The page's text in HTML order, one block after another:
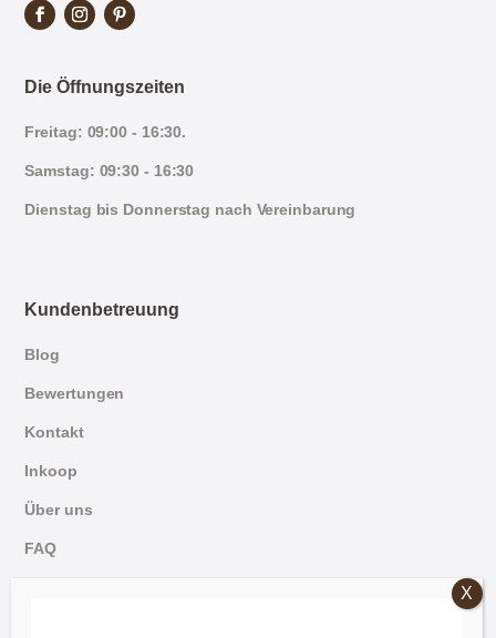
Die Öffnungszeiten
Freitag: 09:00 - 16:30.
Samstag: 09:30 - 16:30
Dienstag bis Donnerstag nach Vereinbarung
Kundenbetreuung
Blog
Bewertungen
Kontakt
Inkoop
Über uns
FAQ